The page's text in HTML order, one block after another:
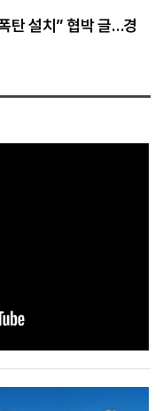
탄 설치” 협박 글…경